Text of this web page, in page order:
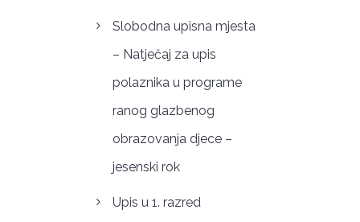
Slobodna upisna mjesta
– Natječaj za upis
polaznika u programe
ranog glazbenog
obrazovanja djece –
jesenski rok
Upis u 1. razred